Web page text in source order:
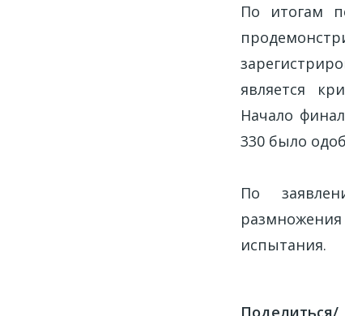
По итогам
является
Начало
330 было
По
испытания.